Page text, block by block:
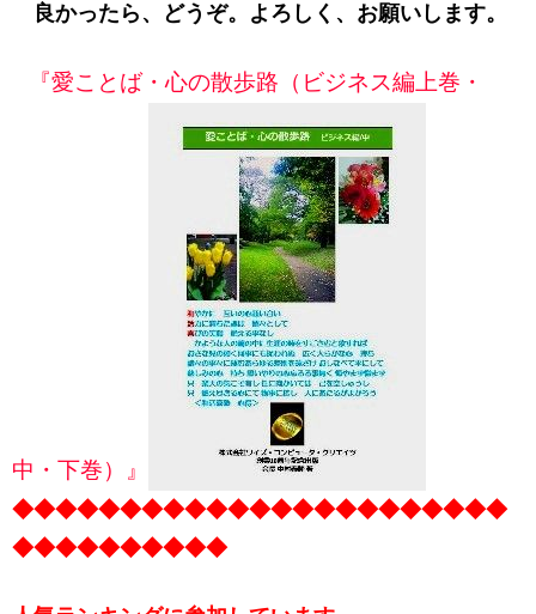
良かったら、どうぞ。よろしく、お願いします。
『愛ことば・心の散歩路（ビジネス編上巻・
中・下巻）』
◆◆◆◆◆◆◆◆◆◆◆◆◆◆◆◆◆◆◆◆◆◆◆
◆◆◆◆◆◆◆◆◆◆